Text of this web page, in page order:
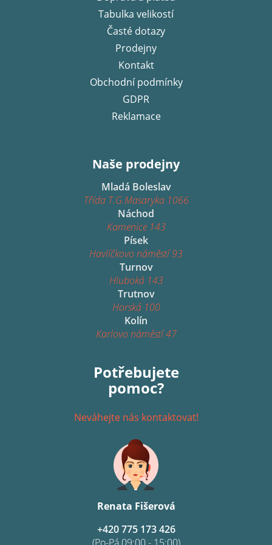
Tabulka velikostí
Časté dotazy
Prodejny
Kontakt
Obchodní podmínky
GDPR
Reklamace
Naše prodejny
Mladá Boleslav
Třída T.G.Masaryka 1066
Náchod
Kamenice 143
Písek
Havlíčkovo náměstí 93
Turnov
Hluboká 143
Trutnov
Horská 100
Kolín
Karlovo náměstí 47
Potřebujete
pomoc?
Neváhejte nás kontaktovat!
Renata Fišerová
+420 775 173 426
(Po-Pá 09:00 - 15:00)